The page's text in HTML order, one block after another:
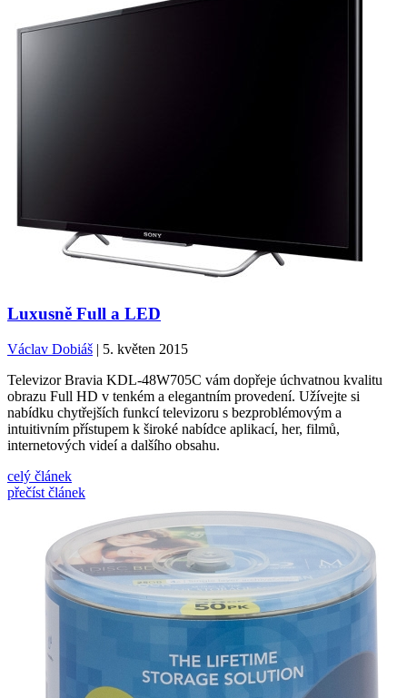
Luxusně Full a LED
Václav Dobiáš | 5. květen 2015
Televizor Bravia KDL-48W705C vám dopřeje úchvatnou kvalitu
obrazu Full HD v tenkém a elegantním provedení. Užívejte si
nabídku chytřejších funkcí televizoru s bezproblémovým a
intuitivním přístupem k široké nabídce aplikací, her, filmů,
internetových videí a dalšího obsahu.
celý článek
přečíst článek